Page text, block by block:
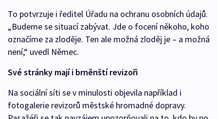
To potvrzuje i ředitel Úřadu na ochranu osobních údajů.
„Budeme se situací zabývat. Jde o focení někoho, koho
označíme za zloděje. Ten ale možná zloděj je – a možná
není,“ uvedl Němec.
Své stránky mají i brněnští revizoři
Na sociální síti se v minulosti objevila například i
fotogalerie revizorů městské hromadné dopravy.